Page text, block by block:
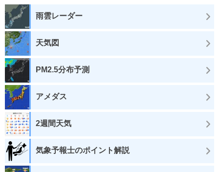
雨雲レーダー
天気図
PM2.5分布予測
アメダス
2週間天気
気象予報士のポイント解説